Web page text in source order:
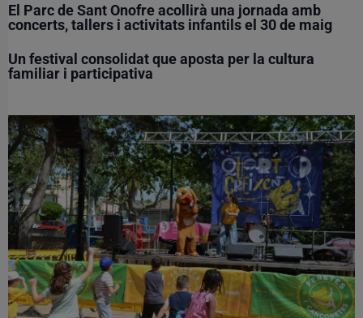
El Parc de Sant Onofre acollirà una jornada amb
concerts, tallers i activitats infantils el 30 de maig
Un festival consolidat que aposta per la cultura
familiar i participativa